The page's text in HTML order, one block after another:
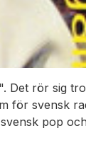
Det rör sig
för svensk
pop